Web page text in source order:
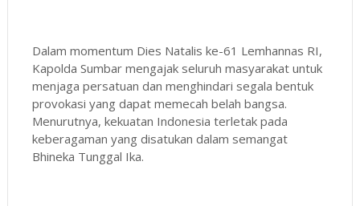
Dalam momentum Dies Natalis ke-61 Lemhannas RI,
Kapolda Sumbar mengajak seluruh masyarakat untuk
menjaga persatuan dan menghindari segala bentuk
provokasi yang dapat memecah belah bangsa.
Menurutnya, kekuatan Indonesia terletak pada
keberagaman yang disatukan dalam semangat
Bhineka Tunggal Ika.